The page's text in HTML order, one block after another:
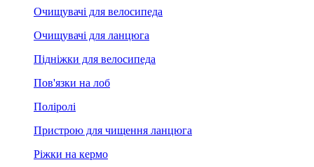
Очищувачі для велосипеда
Очищувачі для ланцюга
Підніжки для велосипеда
Пов'язки на лоб
Поліролі
Пристрою для чищення ланцюга
Ріжки на кермо